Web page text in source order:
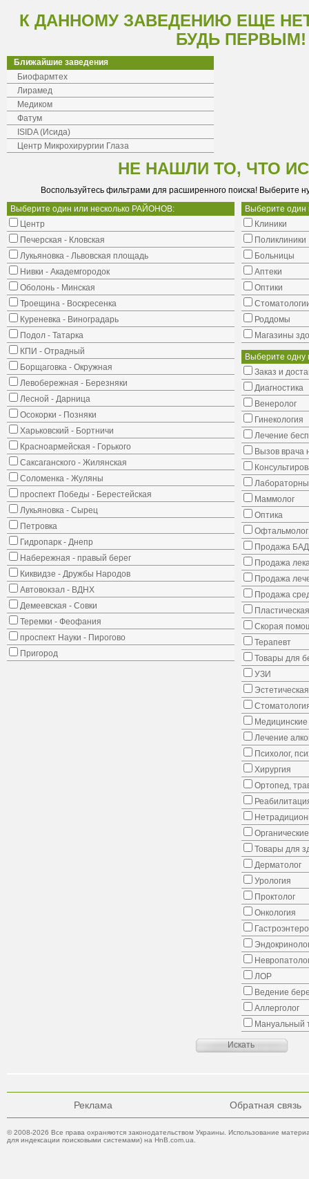
К ДАННОМУ ЗАВЕДЕНИЮ ЕЩЕ
БУДЬ ПЕРВЫМ!
Ближайшие заведения
Биофармтех
Лирамед
Медиком
Фатум
ISIDA (Исида)
Центр Микрохирургии Глаза
НЕ НАШЛИ ТО, ЧТО
Воспользуйтесь фильтрами для расширенного поиска! Выберите
Выберите один или несколько РАЙОНОВ:
Центр
Печерская - Кловская
Лукьяновка - Львовская площадь
Нивки - Академгородок
Оболонь - Минская
Троещина - Воскресенка
Куреневка - Виноградарь
Подол - Татарка
КПИ - Отрадный
Борщаговка - Окружная
Левобережная - Березняки
Лесной - Дарница
Осокорки - Позняки
Харьковский - Бортничи
Красноармейская - Горького
Саксаганского - Жилянская
Соломенка - Жуляны
проспект Победы - Берестейская
Лукьяновка - Сырец
Петровка
Гидропарк - Днепр
Набережная - правый берег
Киквидзе - Дружбы Народов
Автовокзал - ВДНХ
Демеевская - Совки
Теремки - Феофания
проспект Науки - Пирогово
Пригород
Выберите
Клиники
Поликлиники
Больницы
Аптеки
Оптики
Роддомы
Магазины
Выберите одну
Заказ и
Диагностика
Венеролог
Гинекология
Лечение
Вызов врача
Маммолог
Оптика
Офтальмолог
Продажа
Продажа
Продажа
Продажа
Скорая
Терапевт
Товары для
УЗИ
Медицинские
Лечение
Психолог,
Хирургия
Ортопед,
Товары для
Дерматолог
Урология
Проктолог
Онкология
ЛОР
Ведение
Аллерголог
Мануальный
Реклама Обратная связь
© 2008-2026 Все права охраняются законодательством Украины. Использование
для индексации поисковыми системами) на HnB.com.ua.